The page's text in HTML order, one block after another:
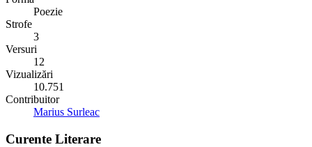
Poezie
Strofe
3
Versuri
12
Vizualizări
10.751
Contribuitor
Marius Surleac
Curente Literare